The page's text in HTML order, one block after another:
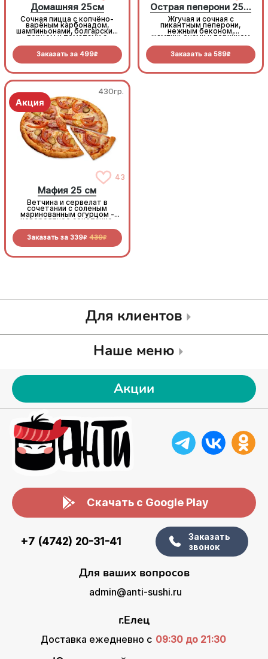
Домашняя 25см
Сочная пицца с копчёно-
варёным карбонадом,
шампиньонами, болгарским
перцем и томатами с
Заказать за 499R
Острая пеперони 25cм
Жгучая и сочная с
пикантным пеперони,
нежным беконом,
шампиньонами и перчиком
Заказать за 589R
430гр.
43
Мафия 25 см
Ветчина и сервелат в
сочетании с соленым
маринованным огурцом -
невероятное сочетание,
попробовать!
Заказать за 339R 439R
Для клиентов
Наше меню
Акции
Скачать с Google Play
+7 (4742) 20-31-41
Заказать
звонок
Для ваших вопросов
admin@anti-sushi.ru
г.Елец
Доставка ежедневно с 09:30 до 21:30